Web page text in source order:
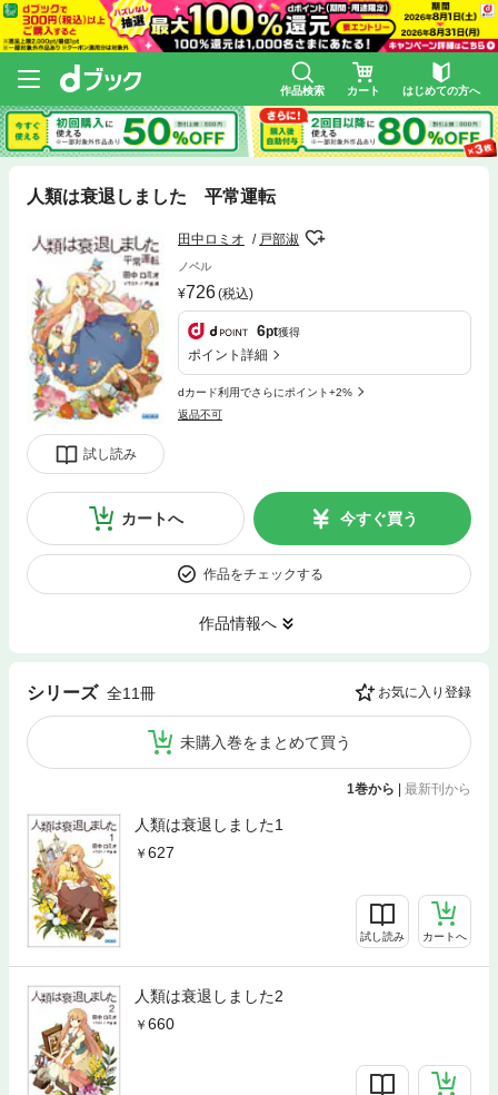
作品検索 カート はじめての方へ
人類は衰退しました 平常運転
試し読み
田中ロミオ 戸部淑
ノベル
726(税込)
6pt獲得
ポイント詳細
dカード利用でさらにポイント+2%
返品不可
カートへ 今すぐ買う
作品をチェックする
作品情報へ
シリーズ 全11冊 お気に入り登録
未購入巻をまとめて買う
1巻から 最新刊から
人類は衰退しました1
627
試し読み カートへ
人類は衰退しました2
660